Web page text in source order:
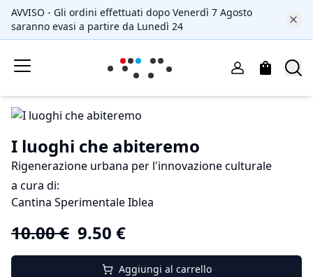
AVVISO - Gli ordini effettuati dopo Venerdì 7 Agosto
saranno evasi a partire da Lunedì 24
I luoghi che abiteremo
Rigenerazione urbana per l'innovazione culturale
a cura di:
Cantina Sperimentale Iblea
10.00€ 9.50 €
Aggiungi al carrello